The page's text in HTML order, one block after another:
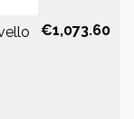
€1,073.60